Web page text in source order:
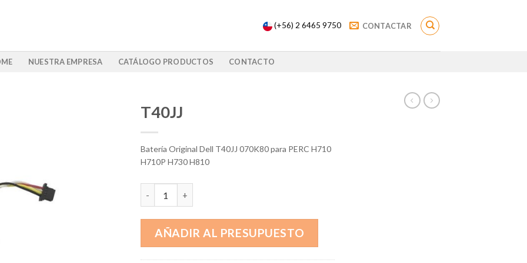
(+56) 2 6465 9750 CONTACTAR
NUESTRA EMPRESA CATÁLOGO PRODUCTOS CONTACTO
T40JJ
Batería Original Dell T40JJ 070K80 para PERC H710
H710P H730 H810
AÑADIR AL PRESUPUESTO